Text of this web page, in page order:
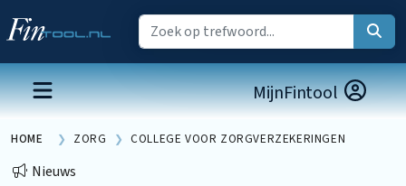
MijnFintool
HOME ZORG COLLEGE VOOR ZORGVERZEKERINGEN
Nieuws